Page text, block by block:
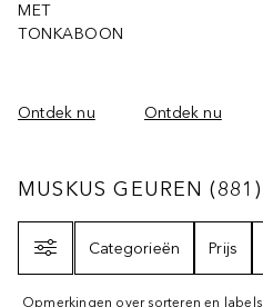
MET
TONKABOON
Ontdek nu Ontdek nu
MUSKUS GEUREN881
MUSKUS GEUREN (881 )
Categorieën
Prijs
Opmerkingen over sorteren en labels